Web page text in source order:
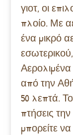
γιοτ, οι
πλοίο. Με
ένα μικρό
από την
50 λεπτά.
πτήσεις
μπορείτε